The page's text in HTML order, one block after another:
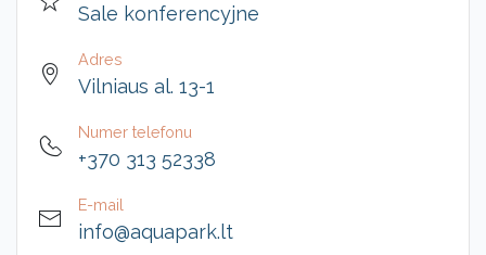
Sale konferencyjne
Adres
Vilniaus al. 13-1
Numer telefonu
+370 313 52338
E-mail
info@aquapark.lt